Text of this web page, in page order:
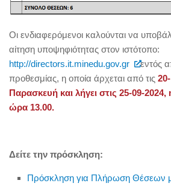
Οι ενδιαφερόμενοι καλούνται να
αίτηση υποψηφιότητας στον ιστότοπο:
http://directors.it.minedu.gov.gr
εντός
προθεσμίας, η οποία άρχεται από τις
Παρασκευή και λήγει στις 25-09-2024,
ώρα 13.00.
Δείτε την πρόσκληση:
Πρόσκληση για Πλήρωση Θέσεων